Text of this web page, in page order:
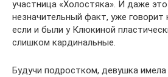
участница «Холостяка». И даже
незначительный факт, уже
если и были у Клюкиной
слишком кардинальные.
Будучи подростком, девушка